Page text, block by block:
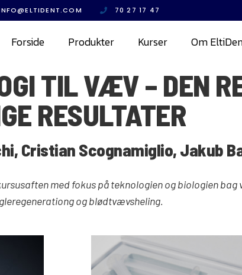
70 27 17 47
Forside Produkter Kurser Om
TIL VÆV – DEN
RESULTATER
Cristian Scognamiglio, Jakub
med fokus på teknologien og biologien
og blødtvævsheling.